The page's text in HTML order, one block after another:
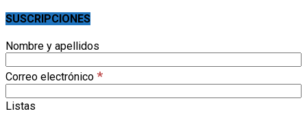
SUSCRIPCIONES
Nombre y apellidos
Correo electrónico *
Listas